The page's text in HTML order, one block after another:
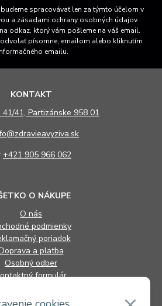
spracovávať len za týmto účelom v
a zásadami ochrany osobných údajov.
odkaz, ktorý vám pošleme na váš email.
písomne, emailom alebo kliknutím
emailu.
KONTAKT
41, Partizánske 958 01
+421 905 966 062
O NÁKUPE
O nás
podmienky
poriadok
a platba
Osobný odber
formulár